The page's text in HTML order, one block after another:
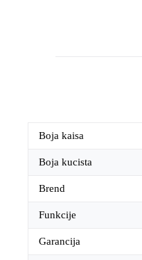
Boja kaisa
Boja kucista
Brend
Funkcije
Garancija